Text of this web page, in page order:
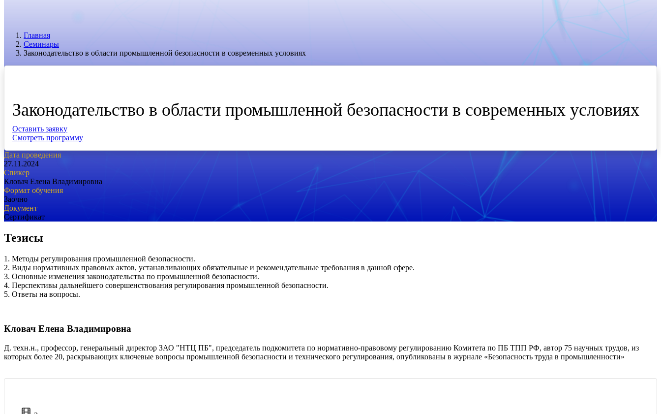
Главная
Семинары
Законодательство в области промышленной безопасности в современных условиях
Законодательство в области промышленной безопасности в современных условиях
Оставить заявку
Смотреть программу
Дата проведения
27.11.2024
Спикер
Кловач Елена Владимировна
Формат обучения
Заочно
Документ
Сертификат
Тезисы
1. Методы регулирования промышленной безопасности.
2. Виды нормативных правовых актов, устанавливающих обязательные и рекомендательные требования в данной сфере.
3. Основные изменения законодательства по промышленной безопасности.
4. Перспективы дальнейшего совершенствования регулирования промышленной безопасности.
5. Ответы на вопросы.
Кловач Елена Владимировна
Д. техн.н., профессор, генеральный директор ЗАО "НТЦ ПБ", председатель подкомитета по нормативно-правовому регулированию Комитета по ПБ ТПП РФ, автор 75 научных трудов, из
которых более 20, раскрывающих ключевые вопросы промышленной безопасности и технического регулирования, опубликованы в журнале «Безопасность труда в промышленности»